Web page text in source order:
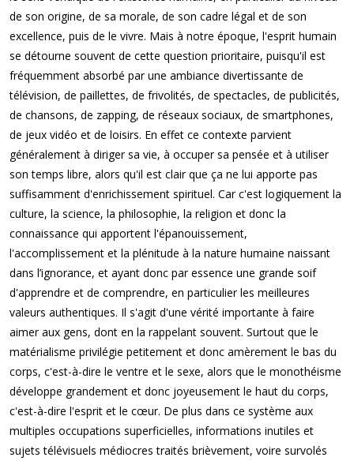
de son origine, de sa morale, de son cadre légal et de son
excellence, puis de le vivre. Mais à notre époque, l'esprit humain
se détourne souvent de cette question prioritaire, puisqu'il est
fréquemment absorbé par une ambiance divertissante de
télévision, de paillettes, de frivolités, de spectacles, de publicités,
de chansons, de zapping, de réseaux sociaux, de smartphones,
de jeux vidéo et de loisirs. En effet ce contexte parvient
généralement à diriger sa vie, à occuper sa pensée et à utiliser
son temps libre, alors qu'il est clair que ça ne lui apporte pas
suffisamment d'enrichissement spirituel. Car c'est logiquement la
culture, la science, la philosophie, la religion et donc la
connaissance qui apportent l'épanouissement,
l'accomplissement et la plénitude à la nature humaine naissant
dans l’ignorance, et ayant donc par essence une grande soif
d'apprendre et de comprendre, en particulier les meilleures
valeurs authentiques. Il s'agit d'une vérité importante à faire
aimer aux gens, dont en la rappelant souvent. Surtout que le
matérialisme privilégie petitement et donc amèrement le bas du
corps, c'est-à-dire le ventre et le sexe, alors que le monothéisme
développe grandement et donc joyeusement le haut du corps,
c'est-à-dire l'esprit et le cœur. De plus dans ce système aux
multiples occupations superficielles, informations inutiles et
sujets télévisuels médiocres traités brièvement, voire survolés